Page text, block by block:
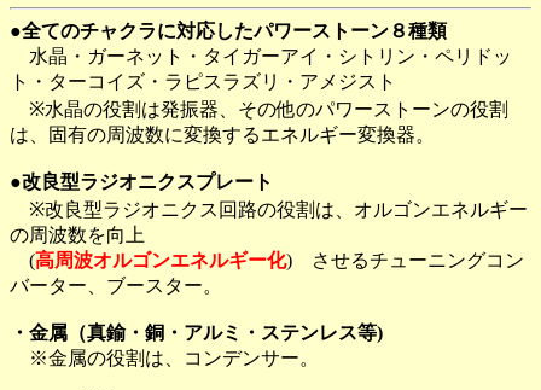
●全てのチャクラに対応したパワーストーン８種類
水晶・ガーネット・タイガーアイ・シトリン・ペリドッ
ト・ターコイズ・ラピスラズリ・アメジスト
※水晶の役割は発振器、その他のパワーストーンの役割
は、固有の周波数に変換するエネルギー変換器。
●改良型ラジオニクスプレート
※改良型ラジオニクス回路の役割は、オルゴンエネルギー
の周波数を向上
(高周波オルゴンエネルギー化) させるチューニングコン
バーター、ブースター。
・金属（真鍮・銅・アルミ・ステンレス等)
※金属の役割は、コンデンサー。